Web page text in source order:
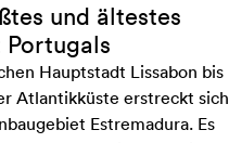
und ältestes
Hauptstadt Lissabon bis
Atlantikküste erstreckt sich
Estremadura. Es